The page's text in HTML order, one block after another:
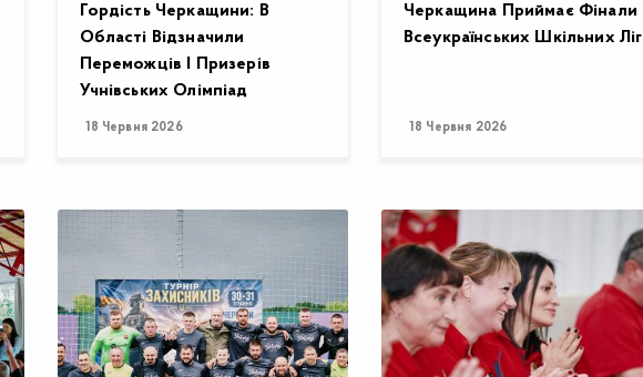
Гордість Черкащини: В
Області Відзначили
Переможців І Призерів
Учнівських Олімпіад
18 Червня 2026
Черкащина Приймає Фінали
Всеукраїнських Шкільних Ліг
18 Червня 2026